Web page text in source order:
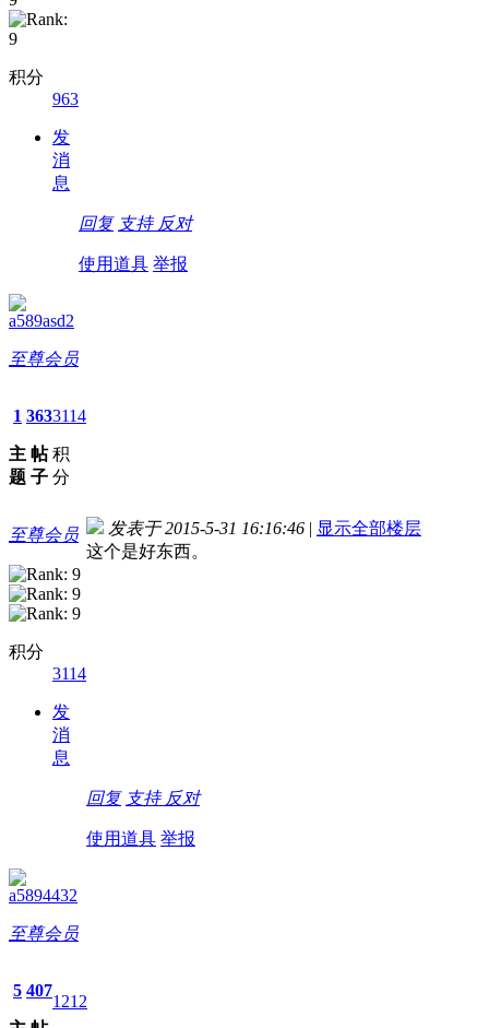
积分
963
发
消
息
回复 支持 反对
使用道具 举报
a589asd2
至尊会员
1
主
题
363
帖
子
3114
积
分
至尊会员
积分
3114
发
消
息
发表于 2015-5-31 16:16:46 | 显示全部楼层
这个是好东西。
回复 支持 反对
使用道具 举报
a5894432
至尊会员
5 407
1212